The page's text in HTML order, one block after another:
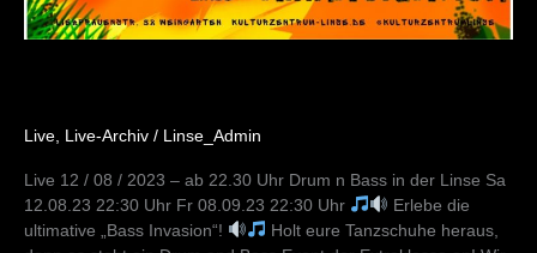
Live Live-Archiv / Linse_Admin
Live 12 / 08 / 2023 – ab 22.30 Uhr Drum n Bass in der Linse Sa
12.08.23 22:30 Uhr Fr 08.09.23 22:30 Uhr
Erlebe die
ultimative „Bass Invasion“!
Holt eure Tanzschuhe heraus,